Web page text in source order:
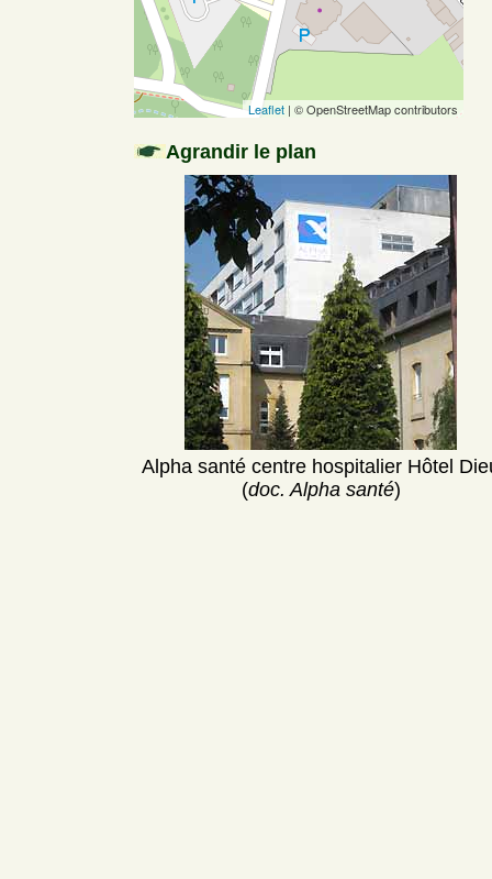
Leaflet | © OpenStreetMap contributors
Agrandir le plan
Alpha santé centre hospitalier Hôtel
(doc. Alpha santé)